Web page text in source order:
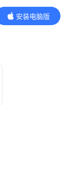
安装电脑版
内容更精彩